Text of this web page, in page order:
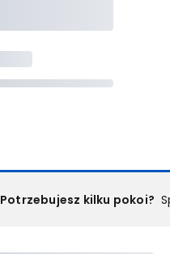
Potrzebujesz kilku pokoi?